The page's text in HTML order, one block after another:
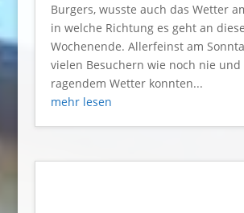
Burgers, wusste auch das Wetter
in welche Richtung es geht an
Wochenende. Allerfeinst am
vielen Besuchern wie noch nie
ragendem Wetter konnten...
mehr lesen